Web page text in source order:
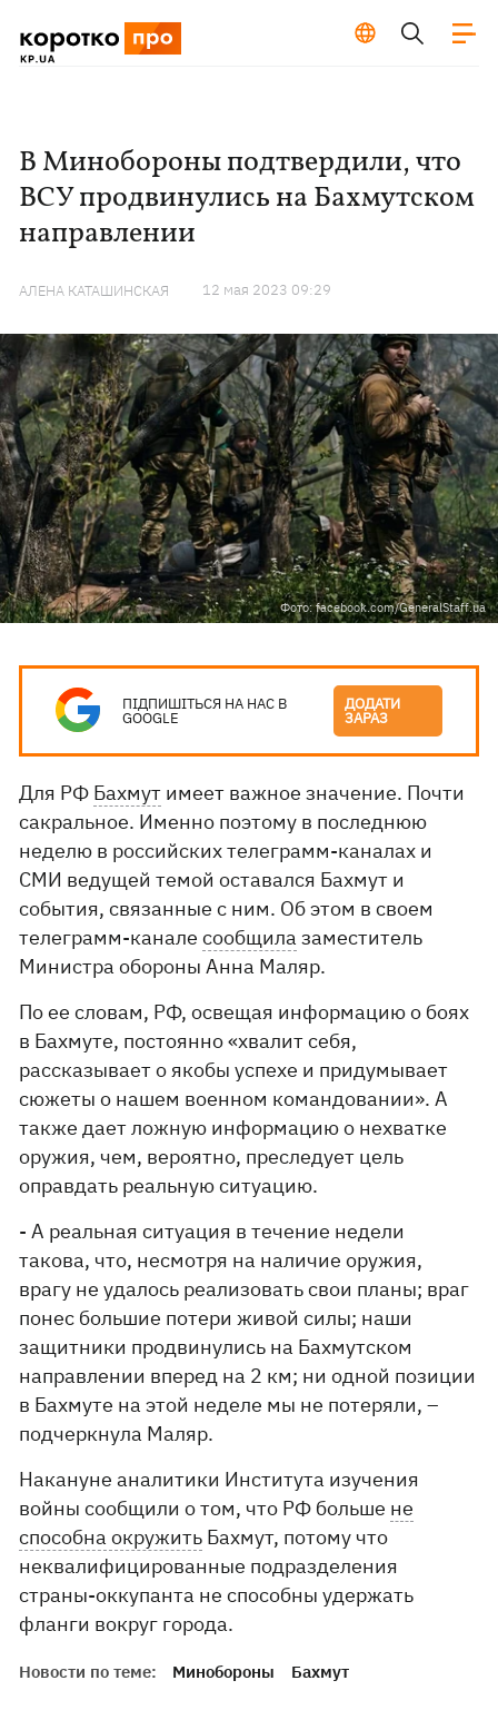
В Минобороны подтвердили, что
ВСУ продвинулись на Бахмутском
направлении
АЛЕНА КАТАШИНСКАЯ 12 мая 2023 09:29
Фото: facebook.com/GeneralStaff.ua
ПІДПИШІТЬСЯ НА НАС В
GOOGLE
ДОДАТИ
ЗАРАЗ
Для РФ Бахмут имеет важное значение. Почти
сакральное. Именно поэтому в последнюю
неделю в российских телеграмм-каналах и
СМИ ведущей темой оставался Бахмут и
события, связанные с ним. Об этом в своем
телеграмм-каналесообщила заместитель
Министра обороны Анна Маляр.
По ее словам, РФ, освещая информацию о боях
в Бахмуте, постоянно «хвалит себя,
рассказывает о якобы успехе и придумывает
сюжеты о нашем военном командовании». А
также дает ложную информацию о нехватке
оружия, чем, вероятно, преследует цель
оправдать реальную ситуацию.
- А реальная ситуация в течение недели
такова, что, несмотря на наличие оружия,
врагу не удалось реализовать свои планы; враг
понес большие потери живой силы; наши
защитники продвинулись на Бахмутском
направлении вперед на 2 км; ни одной позиции
в Бахмуте на этой неделе мы не потеряли, –
подчеркнула Маляр.
Накануне аналитики Института изучения
войны сообщили о том, что РФ больше не
способна окружить Бахмут, потому что
неквалифицированные подразделения
страны-оккупанта не способны удержать
фланги вокруг города.
Новости по теме: Минобороны Бахмут